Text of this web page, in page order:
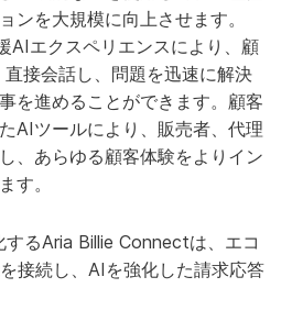
ンを大規模に向上させます。
AIエクスペリエンスにより、顧
接会話し、問題を迅速に解決
を進めることができます。顧客
AIツールにより、販売者、代理
、あらゆる顧客体験をよりイン
す。
するAria Billie Connectは、エコ
接続し、AIを強化した請求応答